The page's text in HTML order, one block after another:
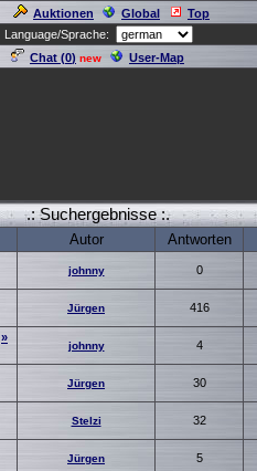
Auktionen Global Top
Language/Sprache:
Chat (0) new User-Map
.: Suchergebnisse :.
Autor Antworten
johnny 0
Jürgen 416
»
johnny 4
Jürgen 30
Stelzi 32
Jürgen 5